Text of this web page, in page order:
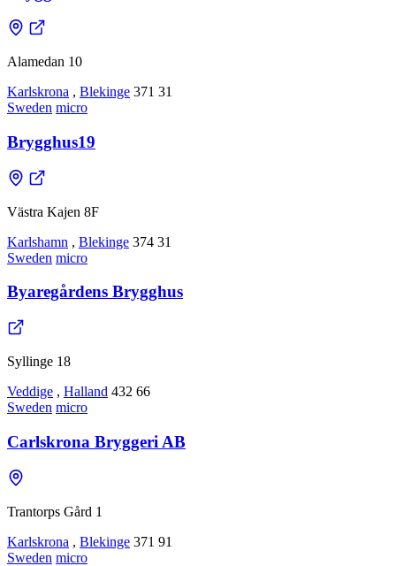
Alamedan 10
Karlskrona , Blekinge 371 31
Sweden micro
Brygghus19
Västra Kajen 8F
Karlshamn , Blekinge 374 31
Sweden micro
Byaregårdens Brygghus
Syllinge 18
Veddige , Halland 432 66
Sweden micro
Carlskrona Bryggeri AB
Trantorps Gård 1
Karlskrona , Blekinge 371 91
Sweden micro